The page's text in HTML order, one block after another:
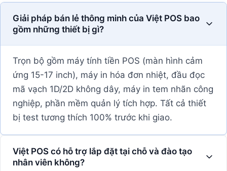
Giải pháp bán lẻ thông minh của Việt POS bao
gồm những thiết bị gì?
Trọn bộ gồm máy tính tiền POS (màn hình cảm
ứng 15-17 inch), máy in hóa đơn nhiệt, đầu đọc
mã vạch 1D/2D không dây, máy in tem nhãn công
nghiệp, phần mềm quản lý tích hợp. Tất cả thiết
bị test tương thích 100% trước khi giao.
Việt POS có hỗ trợ lắp đặt tại chỗ và đào tạo
nhân viên không?